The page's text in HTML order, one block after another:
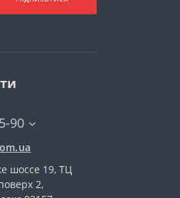
90
шоссе 19, ТЦ
2,